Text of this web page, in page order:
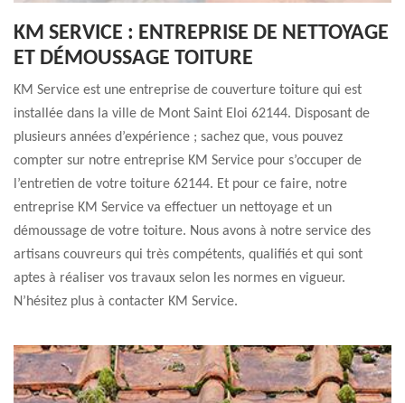
KM SERVICE : ENTREPRISE DE NETTOYAGE
ET DÉMOUSSAGE TOITURE
KM Service est une entreprise de couverture toiture qui est
installée dans la ville de Mont Saint Eloi 62144. Disposant de
plusieurs années d’expérience ; sachez que, vous pouvez
compter sur notre entreprise KM Service pour s’occuper de
l’entretien de votre toiture 62144. Et pour ce faire, notre
entreprise KM Service va effectuer un nettoyage et un
démoussage de votre toiture. Nous avons à notre service des
artisans couvreurs qui très compétents, qualifiés et qui sont
aptes à réaliser vos travaux selon les normes en vigueur.
N’hésitez plus à contacter KM Service.